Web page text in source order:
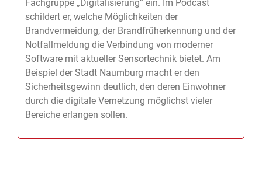
vergangenen Jahr verstärkt in die neu gegründete
Fachgruppe „Digitalisierung“ ein. Im Podcast
schildert er, welche Möglichkeiten der
Brandvermeidung, der Brandfrüherkennung und der
Notfallmeldung die Verbindung von moderner
Software mit aktueller Sensortechnik bietet. Am
Beispiel der Stadt Naumburg macht er den
Sicherheitsgewinn deutlich, den deren Einwohner
durch die digitale Vernetzung möglichst vieler